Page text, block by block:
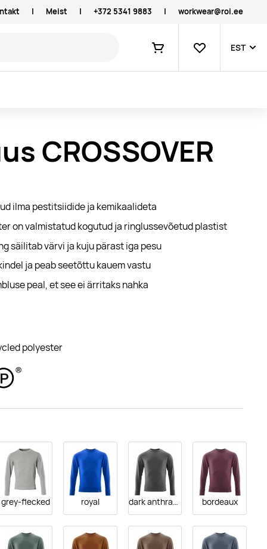
| Meist | +372 5341 9883 | workwear@roi.ee
Ostukorv
Lemmikud
EST
CROSSOVER
ilma pestitsiidide ja kemikaalideta
on valmistatud kogutud ja ringlussevõetud plastist
säilitab värvi ja kuju pärast iga pesu
ja peab seetõttu kauem vastu
peal, et see ei ärritaks nahka
polyester
grey-flecked royal dark anthracite bordeaux